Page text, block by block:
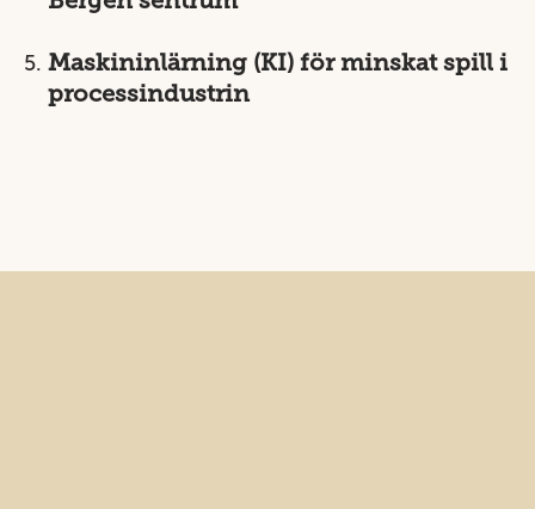
Maskininlärning (KI) för minskat spill i
processindustrin